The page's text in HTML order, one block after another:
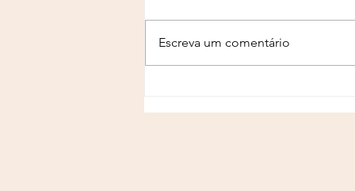
Escreva um comentário